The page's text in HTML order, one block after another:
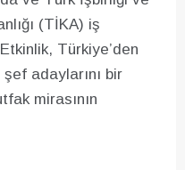
(TİKA) iş
Türkiye’den
adaylarını bir
mirasının